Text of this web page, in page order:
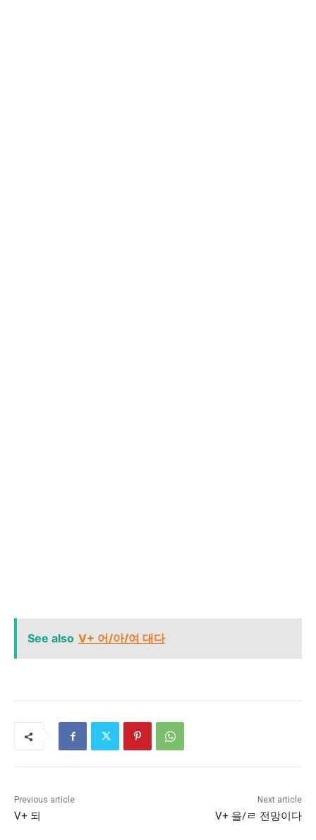
See also V+ 어/아/여 대다
Previous article
V+ 되
Next article
V+ 을/ㄹ 전망이다